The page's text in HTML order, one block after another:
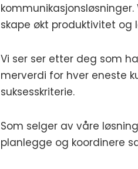
skape økt produktivitet og
Vi ser ser etter deg som
merverdi for hver eneste
suksesskriterie.
Som selger av våre
planlegge og koordinere